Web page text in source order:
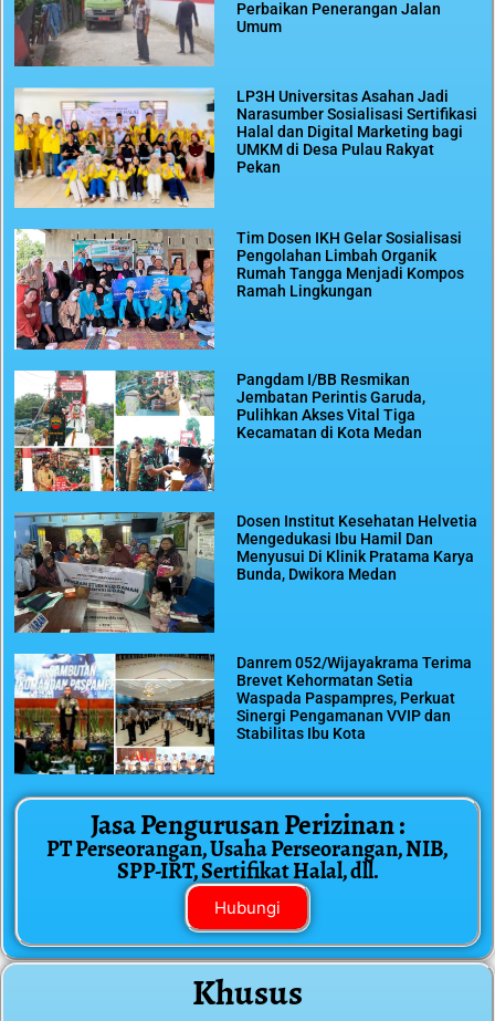
Perbaikan Penerangan Jalan
Umum
LP3H Universitas Asahan Jadi
Narasumber Sosialisasi Sertifikasi
Halal dan Digital Marketing bagi
UMKM di Desa Pulau Rakyat
Pekan
Tim Dosen IKH Gelar Sosialisasi
Pengolahan Limbah Organik
Rumah Tangga Menjadi Kompos
Ramah Lingkungan
Pangdam I/BB Resmikan
Jembatan Perintis Garuda,
Pulihkan Akses Vital Tiga
Kecamatan di Kota Medan
Dosen Institut Kesehatan Helvetia
Mengedukasi Ibu Hamil Dan
Menyusui Di Klinik Pratama Karya
Bunda, Dwikora Medan
Danrem 052/Wijayakrama Terima
Brevet Kehormatan Setia
Waspada Paspampres, Perkuat
Sinergi Pengamanan VVIP dan
Stabilitas Ibu Kota
Jasa Pengurusan Perizinan :
PT Perseorangan, Usaha Perseorangan, NIB,
SPP-IRT, Sertifikat Halal, dll.
Hubungi
Khusus